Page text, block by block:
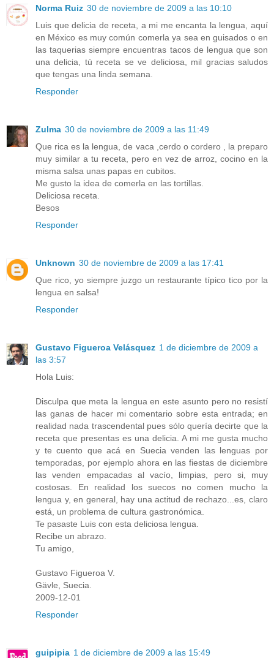
Norma Ruiz 30 de noviembre de 2009 a las 10:10
Luis que delicia de receta, a mi me encanta la lengua, aquí
en México es muy común comerla ya sea en guisados o en
las taquerias siempre encuentras tacos de lengua que son
una delicia, tú receta se ve deliciosa, mil gracias saludos
que tengas una linda semana.
Responder
Zulma 30 de noviembre de 2009 a las 11:49
Que rica es la lengua, de vaca ,cerdo o cordero , la preparo
muy similar a tu receta, pero en vez de arroz, cocino en la
misma salsa unas papas en cubitos.
Me gusto la idea de comerla en las tortillas.
Deliciosa receta.
Besos
Responder
Unknown 30 de noviembre de 2009 a las 17:41
Que rico, yo siempre juzgo un restaurante típico tico por la
lengua en salsa!
Responder
Gustavo Figueroa Velásquez 1 de diciembre de 2009 a
las 3:57
Hola Luis:
Disculpa que meta la lengua en este asunto pero no resistí
las ganas de hacer mi comentario sobre esta entrada; en
realidad nada trascendental pues sólo quería decirte que la
receta que presentas es una delicia. A mi me gusta mucho
y te cuento que acá en Suecia venden las lenguas por
temporadas, por ejemplo ahora en las fiestas de diciembre
las venden empacadas al vacío, limpias, pero si, muy
costosas. En realidad los suecos no comen mucho la
lengua y, en general, hay una actitud de rechazo...es, claro
está, un problema de cultura gastronómica.
Te pasaste Luis con esta deliciosa lengua.
Recibe un abrazo.
Tu amigo,
Gustavo Figueroa V.
Gävle, Suecia.
2009-12-01
Responder
guipipia 1 de diciembre de 2009 a las 15:49